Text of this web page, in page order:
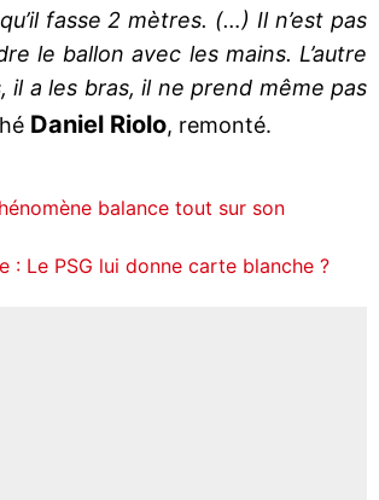
fasse 2 mètres. (…) Il n’est pas
le ballon avec les mains. L’autre
il a les bras, il ne prend même pas
Daniel Riolo, remonté.
balance tout sur son
: Le PSG lui donne carte blanche ?